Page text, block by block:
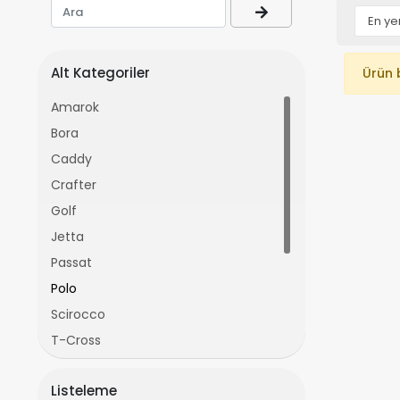
Alt Kategoriler
Amarok
Bora
Caddy
Crafter
Golf
Jetta
Passat
Polo
Scirocco
T-Cross
Taigo
Listeleme
Ürün